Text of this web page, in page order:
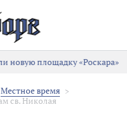
площадку «Роскара»
Местное время
св. Николая